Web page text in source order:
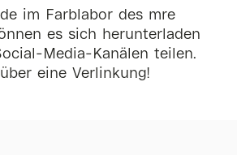
im Farblabor des mre
es sich herunterladen
Media-Kanälen teilen.
eine Verlinkung!